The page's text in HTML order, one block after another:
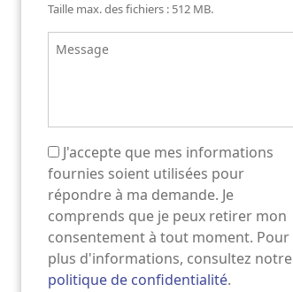
Taille max. des fichiers : 512 MB.
Message
(Nécessaire)
J'accepte que mes informations
fournies soient utilisées pour
répondre à ma demande. Je
comprends que je peux retirer mon
consentement à tout moment. Pour
plus d'informations, consultez notre
politique de confidentialité.